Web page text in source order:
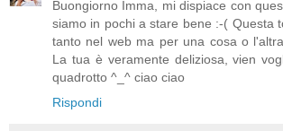
Buongiorno Imma, mi dispiace con
siamo in pochi a stare bene :-( Questa
tanto nel web ma per una cosa o
La tua è veramente deliziosa, vien
quadrotto ^_^ ciao ciao
Rispondi